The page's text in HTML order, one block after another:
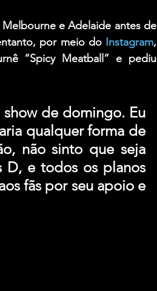
e Adelaide antes de
por meio do Instagram,
“Spicy Meatball” e pediu
de domingo. Eu
qualquer forma de
não sinto que seja
D, e todos os planos
fãs por seu apoio e